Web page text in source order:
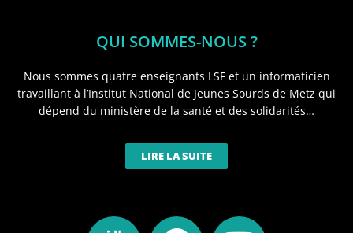
QUI SOMMES-NOUS ?
Nous sommes quatre enseignants LSF et un informaticien
travaillant à l’Institut National de Jeunes Sourds de Metz qui
dépend du ministère de la santé et des solidarités…
LIRE LA SUITE